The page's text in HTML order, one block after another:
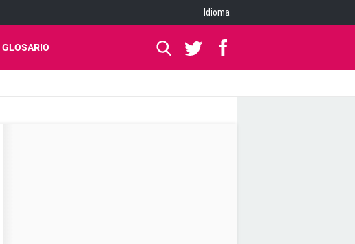
Idioma
GLOSARIO